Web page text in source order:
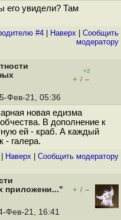
его увидели? Там
#4 Наверх
Cообщить
модератору
+2
+ / –
Фев-21, 05:36
новая едизма
В дополнение к
ей - краб. А каждый
- галера.
Наверх Cообщить модератору
приложени..."
+ / –
Фев-21, 16:41